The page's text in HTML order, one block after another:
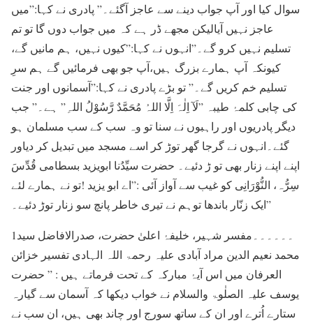
سوال کیا اور آپ جواب دینے سے عاجز آگئے۔” پادری نے کہا:”میں
عاجز نہیں آیالیکن مجھے ڈر ہے کہ میں جواب دوں گا تو تم
تسلیم نہیں کرو گے۔”انہوں نے کہا:”کیوں نہیں، ہم مانیں گے،
کیونکہ آپ ہمارے بزرگ ہیں،آپ جو بھی فرمائیں گے ہم سرِ
تسلیم خم کریں گے۔” تو بڑے پادری نے کہا:”آسمانوں اور جنت
کی چابی کلمۂ طیبہ ”لَآ اِلٰہَ اِلَّا اللہُ مُحَمَّدٌ رَّسُوْلُ اللہِ” ہے۔” جب
دیگر پادریوں اور راہبوں نے سنا تو وہ سب کے سب مسلمان ہو
گئے۔انہوں نے گرجا گھر توڑ کر اسے مسجد میں تبدیل کر دیاور
اپنے اپنے زنار بھی تو ڑ دئیے۔ حضرت سیِّدُنا ابویزید بسطامی قُدِّسَ
سِرُّہ، النُّوْرَانِی کو غیب سے آواز آئی :”اے ابو یزید !تو نے ہمارے لئے
ایک زنّار باندھا توہم نے تیری خاطر پانچ سو زنار توڑ دئیے۔”
1۔۔۔۔۔۔مفسر شہیر، خلیفۂ اعلیٰ حضرت، صدرالافاضل سید
محمد نعیم الدین مراد آبادی علیہ رحمۃ اللہ الہادی تفسیر خزائن
العرفان میں اس آیۂ مبارکہ کے تحت فرماتے ہیں : ” حضرت
یوسف علیہ الصلٰوۃ والسلام نے خواب دیکھا کہ آسمان سے گیارہ
ستارے اُترے اور ان کے ساتھ سورج اور چاند بھی ہیں، ان سب نے